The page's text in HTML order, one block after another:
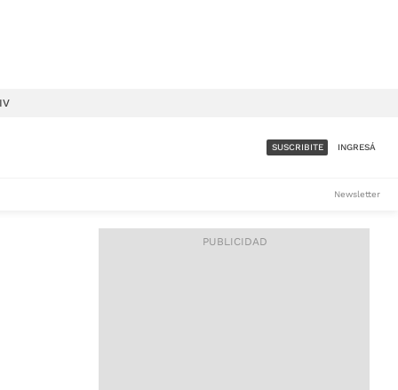
ACCESO FULL - $1.800/MES
SUSCRIBITE INGRESÁ
Newsletter